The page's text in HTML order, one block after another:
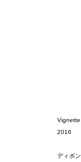
2016
ディボ